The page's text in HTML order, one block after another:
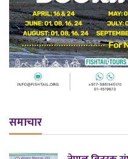
समाचार